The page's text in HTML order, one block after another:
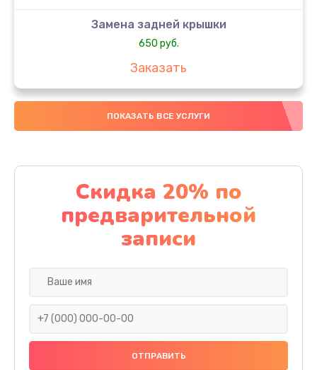
Замена задней крышки
650 руб.
Заказать
Замена аккумулятора
4000 руб.
Замена материнской платы
1100 руб.
Заказать
Замена праймера
1000 руб.
ПОКАЗАТЬ ВСЕ УСЛУГИ
Скидка 20% по
предварительной
записи